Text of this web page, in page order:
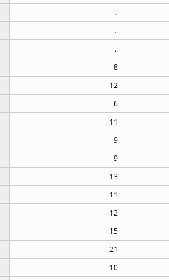
..
..
..
8
12
6
11
9
9
13
11
12
15
21
10